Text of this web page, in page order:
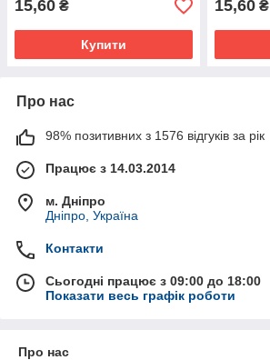
15,60 ₴
Купити
15,60 ₴
Про нас
98% позитивних з 1576 відгуків за рік
Працює з 14.03.2014
м. Дніпро
Дніпро, Україна
Контакти
Сьогодні працює з 09:00 до 18:00
Показати весь графік роботи
Про нас